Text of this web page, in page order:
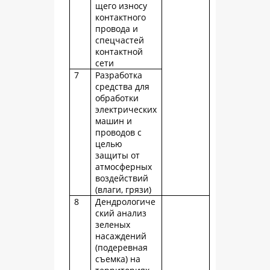
щего износу
контактного
провода и
спецчастей
контактной
сети
7
Разработка
средства для
обработки
электрических
машин и
проводов с
целью
защиты от
атмосферных
воздействий
(влаги, грязи)
8
Дендрологиче
ский анализ
зеленых
насаждений
(подеревная
съемка) на